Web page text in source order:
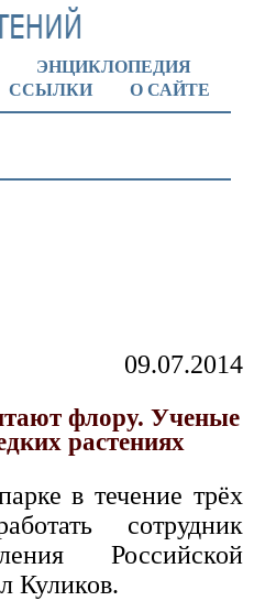
ЭНЦИКЛОПЕДИЯ
ССЫЛКИ О САЙТЕ
09.07.2014
флору. Ученые
растениях
в течение трёх
сотрудник
Российской
Куликов.